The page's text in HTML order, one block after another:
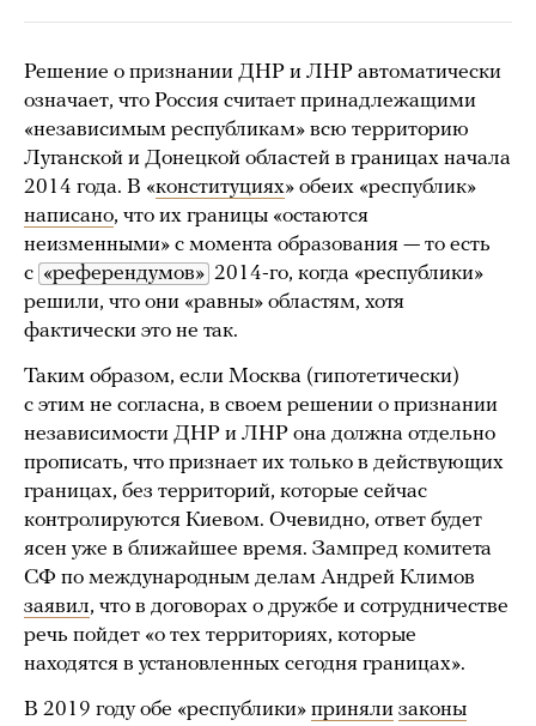
Решение о признании ДНР и ЛНР автоматически
означает, что Россия считает принадлежащими
«независимым республикам» всю территорию
Луганской и Донецкой областей в границах начала
2014 года. В «конституциях» обеих «республик»
написано, что их границы «остаются
неизменными» с момента образования — то есть
с «референдумов» 2014-го, когда «республики»
решили, что они «равны» областям, хотя
фактически это не так.
Таким образом, если Москва (гипотетически)
с этим не согласна, в своем решении о признании
независимости ДНР и ЛНР она должна отдельно
прописать, что признает их только в действующих
границах, без территорий, которые сейчас
контролируются Киевом. Очевидно, ответ будет
ясен уже в ближайшее время. Зампред комитета
СФ по международным делам Андрей Климов
заявил, что в договорах о дружбе и сотрудничестве
речь пойдет «о тех территориях, которые
находятся в установленных сегодня границах».
В 2019 году обе «республики» приняли законы